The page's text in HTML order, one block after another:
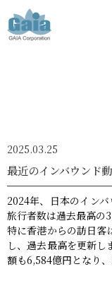
ア -
GAIA
-
2025.03.25
最近のインバウンド
2024年、日本のイン
旅行者数は過去最高の
特に香港からの訪日客
し、過去最高を更新
額も6,584億円となり